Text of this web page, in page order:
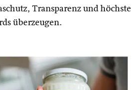
Transparenz und höchste
überzeugen.